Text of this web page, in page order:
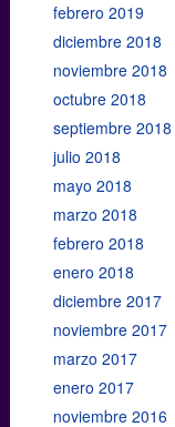
febrero 2019
diciembre 2018
noviembre 2018
octubre 2018
septiembre 2018
julio 2018
mayo 2018
marzo 2018
febrero 2018
enero 2018
diciembre 2017
noviembre 2017
marzo 2017
enero 2017
noviembre 2016